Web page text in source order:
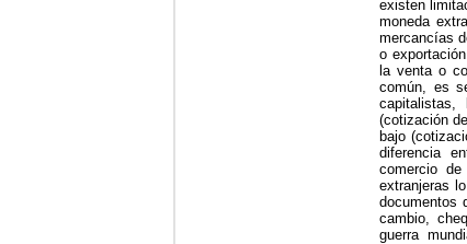
existen
moneda
mercancías
o
la venta o
común, es
(cotización
bajo
diferencia
comercio
extranjeras
documentos
cambio,
guerra